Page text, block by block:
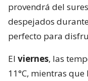
provendrá del
despejados
perfecto para
El viernes, las
11°C, mientras